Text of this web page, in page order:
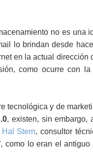
no es una
lo brindan desde
en la actual dirección
como ocurre con
tecnológica y de
, existen, sin embargo,
Hal Stern, consultor
como lo eran el